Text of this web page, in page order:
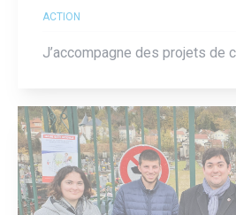
ACTION
J’accompagne des projets de